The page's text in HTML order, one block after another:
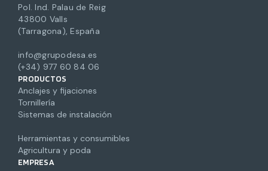
Pol. Ind. Palau de Reig
43800 Valls
(Tarragona), España
info@grupodesa.es
(+34) 977 60 84 06
PRODUCTOS
Anclajes y fijaciones
Tornillería
Sistemas de instalación
Herramientas y consumibles
Agricultura y poda
EMPRESA